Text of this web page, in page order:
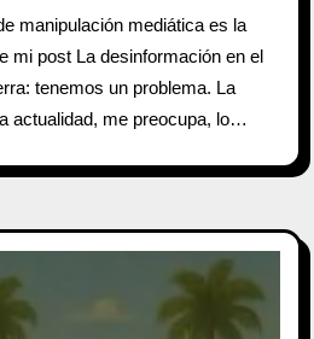
manipulación mediática es la
mi post La desinformación en el
tenemos un problema. La
actualidad, me preocupa, lo…